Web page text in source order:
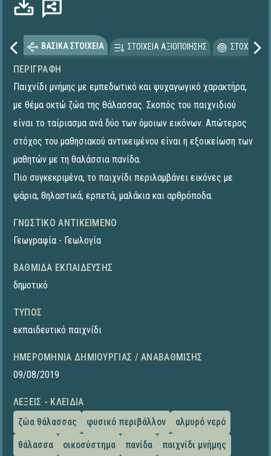
ΒΑΣΙΚΑ ΣΤΟΙΧΕΙΑ ΣΤΟΙΧΕΙΑ ΑΞΙΟΠΟΙΗΣΗΣ
ΠΕΡΙΓΡΑΦΉ
Παιχνίδι μνήμης με εμπεδωτικό και ψυχαγωγικό χαρακτήρα,
με θέμα οκτώ ζώα της θάλασσας. Σκοπός του παιχνιδιού
είναι το ταίριασμα ανά δύο των όμοιων εικόνων. Απώτερος
στόχος του μαθησιακού αντικειμένου είναι η εξοικείωση των
μαθητών με τη θαλάσσια πανίδα.
Πιο συγκεκριμένα, το παιχνίδι περιλαμβάνει εικόνες με
ψάρια, θηλαστικά, ερπετά, μαλάκια και αρθρόποδα.
ΓΝΩΣΤΙΚΌ ΑΝΤΙΚΕΊΜΕΝΟ
Γεωγραφία - Γεωλογία
ΒΑΘΜΊΔΑ ΕΚΠΑΊΔΕΥΣΗΣ
δημοτικό
ΤΎΠΟΣ
εκπαιδευτικό παιχνίδι
ΗΜΕΡΟΜΗΝΊΑ ΔΗΜΙΟΥΡΓΊΑΣ / ΑΝΑΒΆΘΜΙΣΗΣ
09/08/2019
ΛΈΞΕΙΣ - ΚΛΕΙΔΙΆ
ζώα θάλασσας
φυσικό περιβάλλον
αλμυρό νερό
θάλασσα
οικοσύστημα πανίδα παιχνίδι μνήμης